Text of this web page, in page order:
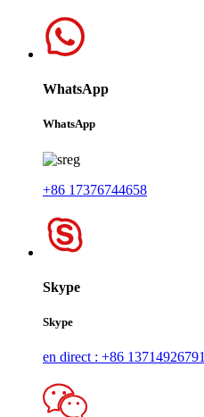
WhatsApp
WhatsApp
+86 17376744658
Skype
Skype
en direct : +86 13714926791